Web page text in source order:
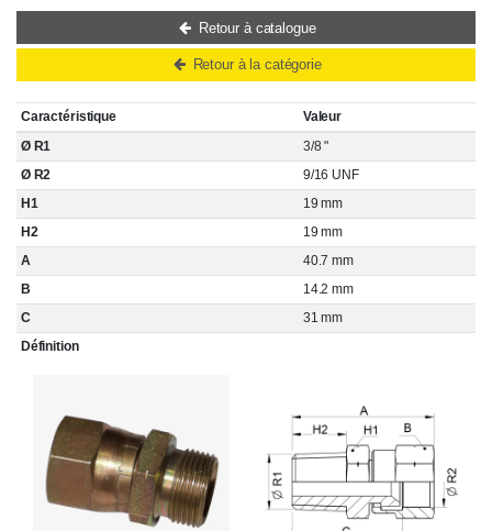
Caractéristique
Valeur
Ø R1
3/8 "
Ø R2
9/16 UNF
H1
19 mm
H2
19 mm
A
40.7 mm
B
14.2 mm
C
31 mm
Définition
Retour à catalogue
Retour à la catégorie